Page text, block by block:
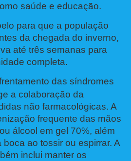
saúde e educação.
para que a população
da chegada do inverno,
até três semanas para
completa.
das síndromes
a colaboração da
não farmacológicas. A
frequente das mãos
álcool em gel 70%, além
ao tossir ou espirrar. A
inclui manter os